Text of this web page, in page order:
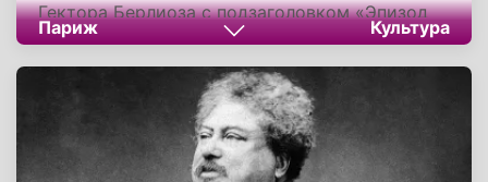
Гектора Берлиоза с подзаголовком «Эпизод
из жизни артиста». После премьеры 27-
летний композитор написал в письме своему
другу Феррану: «У меня был зверский успех».
«Фантастическая симфония» Берлиоза -
шедевр мировой музыкальной культуры. Это
произведение открыло новую эру
Париж Культура